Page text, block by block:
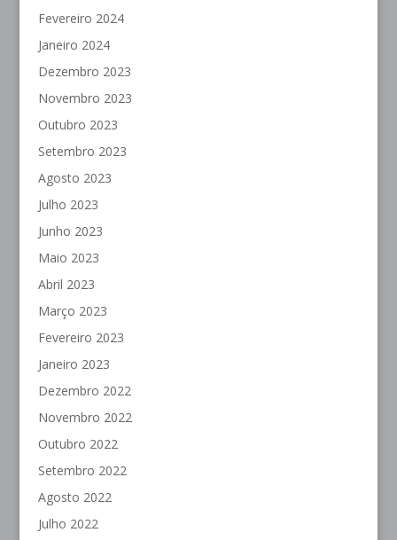
Fevereiro 2024
Janeiro 2024
Dezembro 2023
Novembro 2023
Outubro 2023
Setembro 2023
Agosto 2023
Julho 2023
Junho 2023
Maio 2023
Abril 2023
Março 2023
Fevereiro 2023
Janeiro 2023
Dezembro 2022
Novembro 2022
Outubro 2022
Setembro 2022
Agosto 2022
Julho 2022